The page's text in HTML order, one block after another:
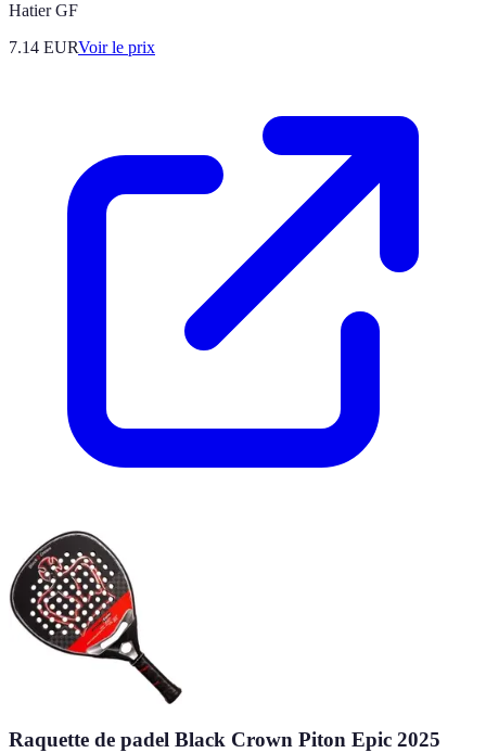
Hatier GF
7.14 EURVoir le prix
Raquette de padel Black Crown Piton Epic 2025